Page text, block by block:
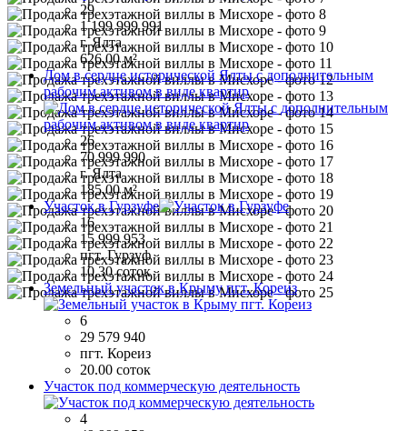
29
1 199 999 991
г. Ялта
626.00 м²
Дом в сердце исторической Ялты с дополнительным
рабочим активом в виде квартир
26
70 999 990
г. Ялта
185.00 м²
Участок в Гурзуфе
16
15 999 953
пгт. Гурзуф
10.30 соток
Земельный участок в Крыму пгт. Кореиз
6
29 579 940
пгт. Кореиз
20.00 соток
Участок под коммерческую деятельность
4